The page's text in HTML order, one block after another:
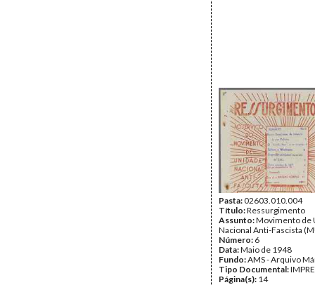
Pasta:02603.010.004
Título:Ressurgimento
Assunto:Movimento de
Nacional Anti-Fascista
Número: 6
Data:Maio de 1948
Fundo:AMS - Arquivo
Tipo Documental:
Página(s): 14